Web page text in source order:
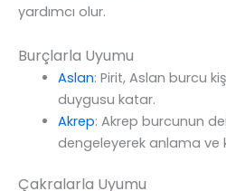
yardımcı olur.
Burçlarla Uyumu
Aslan: Pirit, Aslan burcu
duygusu katar.
Akrep: Akrep burcunun
dengeleyerek anlama ve
Çakralarla Uyumu